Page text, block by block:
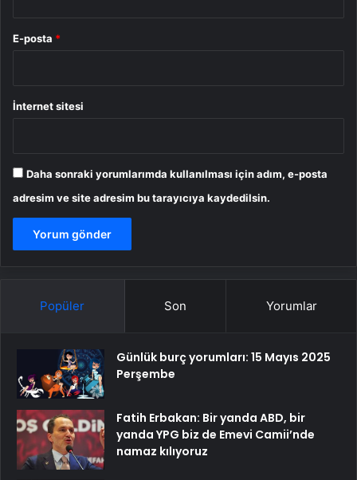
E-posta *
İnternet sitesi
Daha sonraki yorumlarımda kullanılması için adım, e-posta
adresim ve site adresim bu tarayıcıya kaydedilsin.
Popüler Son Yorumlar
Günlük burç yorumları: 15 Mayıs 2025
Perşembe
Fatih Erbakan: Bir yanda ABD, bir
yanda YPG biz de Emevi Camii’nde
namaz kılıyoruz